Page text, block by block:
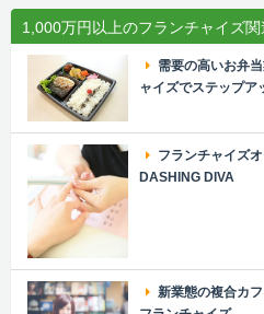
1,000万円以上のフランチャイズ
需要の高いお弁
ャイズでステップア
フランチャイズ
DASHING DIVA
新業態の複合カ